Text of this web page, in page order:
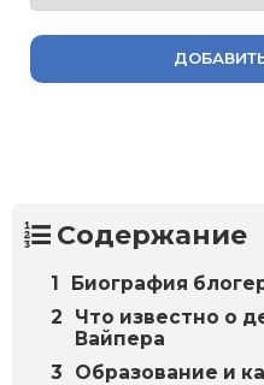
Содержание
Биография
Что известно о
Вайпера
Образование и